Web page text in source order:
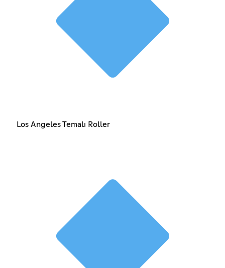
Los Angeles Temalı Roller